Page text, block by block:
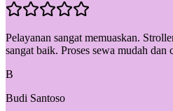
Pelayanan sangat memuaskan.
sangat baik. Proses sewa mudah dan
B
Budi Santoso